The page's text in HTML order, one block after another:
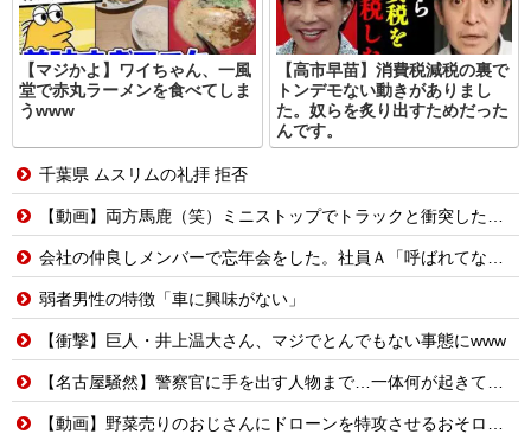
【マジかよ】ワイちゃん、一風
堂で赤丸ラーメンを食べてしま
うwww
【高市早苗】消費税減税の裏で
トンデモない動きがありまし
た。奴らを炙り出すためだった
んです。
千葉県 ムスリムの礼拝 拒否
【動画】両方馬鹿（笑）ミニストップでトラックと衝突したドラレコが（ノ∇`）
会社の仲良しメンバーで忘年会をした。社員Ａ「呼ばれてない！」私（なぜ今年も呼ばれると思うのか…）→ Ａは『食べ物』になると豹変・・・
弱者男性の特徴「車に興味がない」
【衝撃】巨人・井上温大さん、マジでとんでもない事態にwww
【名古屋騒然】警察官に手を出す人物まで…一体何が起きているのか #外国人 #共生社会 #japan
【動画】野菜売りのおじさんにドローンを特攻させるおそロシア。